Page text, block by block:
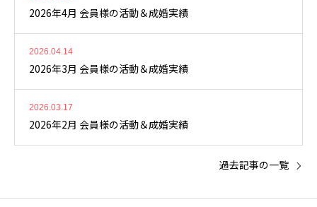
2026年4月 会員様の活動＆成婚実績
2026.04.14
2026年3月 会員様の活動＆成婚実績
2026.03.17
2026年2月 会員様の活動＆成婚実績
過去記事の一覧